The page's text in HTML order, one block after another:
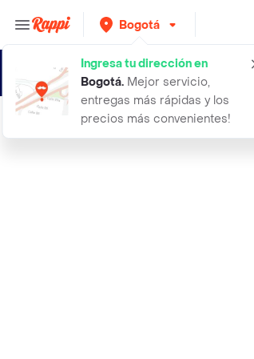
Bogotá
Ingresa tu dirección en
Bogotá. Mejor servicio,
entregas más rápidas y los
precios más convenientes!
morande vino tinto vigno carignan